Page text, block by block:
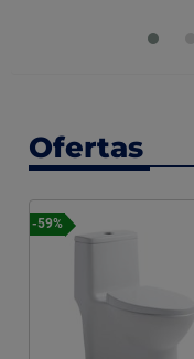
Ofertas
-59%